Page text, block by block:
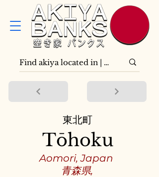
Tōhoku
東北町
Aomori, Japan
青森県,